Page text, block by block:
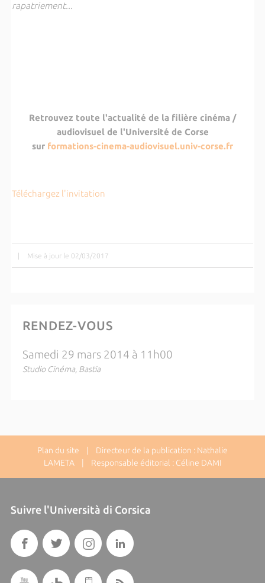
rapatriement...
Retrouvez toute l'actualité de la filière cinéma /
audiovisuel de l'Université de Corse
sur formations-cinema-audiovisuel.univ-corse.fr
Téléchargez l'invitation
| Mise à jour le 02/03/2017
RENDEZ-VOUS
Samedi 29 mars 2014 à 11h00
Studio Cinéma, Bastia
Plan du site | Directeur de la publication : Nathalie
LAMETA | Responsable éditorial : Céline DAMI
Suivre l'Università di Corsica